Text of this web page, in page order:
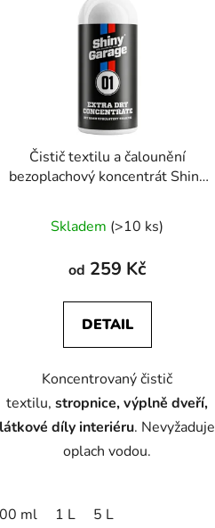
Čistič textilu a čalounění
bezoplachový koncentrát Shiny
Skladem (>10 ks)
od 259 Kč
DETAIL
Koncentrovaný čistič
textilu,stropnice, výplně dveří,
látkové díly interiéru. Nevyžaduje
oplach vodou.
ml 1 L 5 L